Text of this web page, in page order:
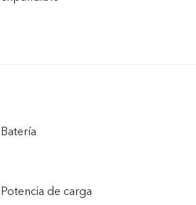
Batería
Potencia de carga